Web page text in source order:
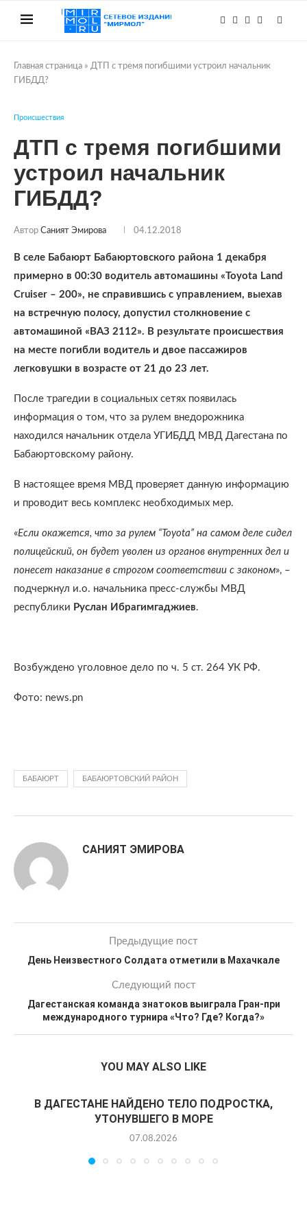
Главная страница » ДТП с тремя погибшими устроил начальник
ГИБДД?
Происшествия
ДТП с тремя погибшими
устроил начальник
ГИБДД?
Автор Саният Эмирова 04.12.2018
В селе Бабаюрт Бабаюртовского района 1 декабря
примерно в 00:30 водитель автомашины «Toyota Land
Cruiser – 200», не справившись с управлением, выехав
на встречную полосу, допустил столкновение с
автомашиной «ВАЗ 2112». В результате происшествия
на месте погибли водитель и двое пассажиров
легковушки в возрасте от 21 до 23 лет.
После трагедии в социальных сетях появилась
информация о том, что за рулем внедорожника
находился начальник отдела УГИБДД МВД Дагестана по
Бабаюртовскому району.
В настоящее время МВД проверяет данную информацию
и проводит весь комплекс необходимых мер.
«Если окажется, что за рулем “Toyota” на самом деле сидел
полицейский, он будет уволен из органов внутренних дел и
понесет наказание в строгом соответствии с законом», –
подчеркнул и.о. начальника пресс-службы МВД
республики Руслан Ибрагимгаджиев.
Возбуждено уголовное дело по ч. 5 ст. 264 УК РФ.
Фото: news.pn
БАБАЮРТ БАБАЮРТОВСКИЙ РАЙОН
САНИЯТ ЭМИРОВА
Предыдущие пост
День Неизвестного Солдата отметили в Махачкале
Следующий пост
Дагестанская команда знатоков выиграла Гран-при
международного турнира «Что? Где? Когда?»
YOU MAY ALSO LIKE
В ДАГЕСТАНЕ НАЙДЕНО ТЕЛО ПОДРОСТКА,
УТОНУВШЕГО В МОРЕ
07.08.2026